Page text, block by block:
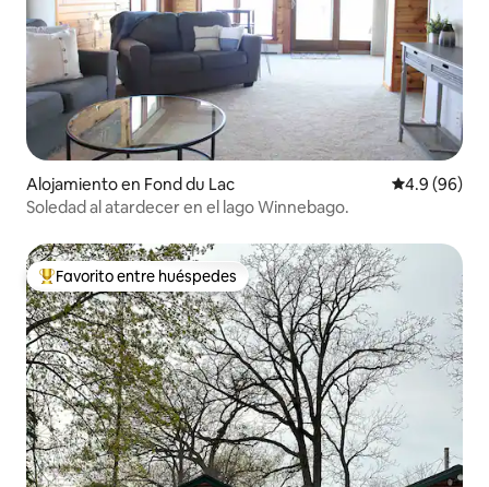
Alojamiento en Fond du Lac Calificación
4.9 (96)
Soledad al atardecer en el lago Winnebago.
Favorito entre huéspedes preferido
Favorito entre huéspedes